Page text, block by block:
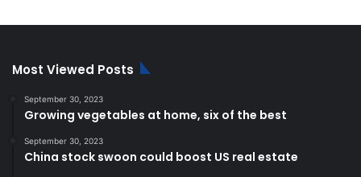
Most Viewed Posts
September 30, 2023
Growing vegetables at home, six of the best
September 30, 2023
China stock swoon could boost US real estate